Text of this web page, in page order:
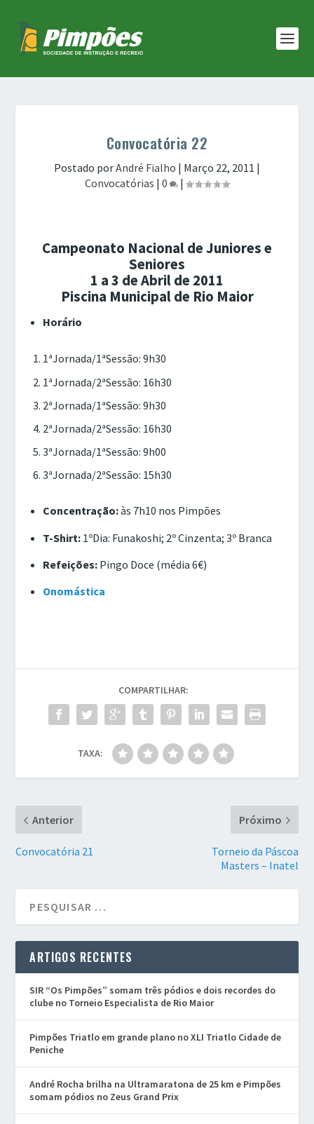
Convocatória 22
Postado porAndré Fialho | Março 22, 2011 |
Convocatórias | 0 |
Campeonato Nacional de Juniores e
Seniores
1 a 3 de Abril de 2011
Piscina Municipal de Rio Maior
Horário
1ªJornada/1ªSessão: 9h30
1ªJornada/2ªSessão: 16h30
2ªJornada/1ªSessão: 9h30
2ªJornada/2ªSessão: 16h30
3ªJornada/1ªSessão: 9h00
3ªJornada/2ªSessão: 15h30
Concentração:às 7h10 nos Pimpões
T-Shirt:1ºDia: Funakoshi; 2º Cinzenta; 3º Branca
Refeições:Pingo Doce (média 6€)
Onomástica
COMPARTILHAR:
TAXA:
Anterior
Convocatória 21
Próximo
Torneio da Páscoa
Masters – Inatel
ARTIGOS RECENTES
SIR “Os Pimpões” somam três pódios e dois recordes do
clube no Torneio Especialista de Rio Maior
Pimpões Triatlo em grande plano no XLI Triatlo Cidade de
Peniche
André Rocha brilha na Ultramaratona de 25 km e Pimpões
somam pódios no Zeus Grand Prix